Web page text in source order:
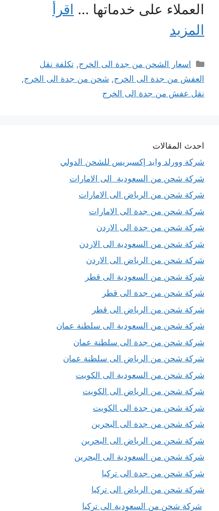
العملاء على خدماتها … اقرأ
المزيد
التصنيفات
اسعار الشحن من جدة الى الخرج,تكلفة نقل
العفش من جدة الى الخرج, شحن من جدة الى الخرج,
نقل عفش من جدة الى الخرج
احدث المقالات
شركة وورلد وايد إكسبريس للشحن الدولي
شركة شحن من السعودية الى الامارات
شركة شحن من الرياض الى الامارات
شركة شحن من جدة الى الامارات
شركة شحن من جدة الى الاردن
شركة شحن من السعودية الى الاردن
شركة شحن من الرياض الى الاردن
شركة شحن من السعودية الى قطر
شركة شحن من جدة الى قطر
شركة شحن من الرياض الى قطر
شركة شحن من السعودية الى سلطنة عمان
شركة شحن من جدة الى سلطنة عمان
شركة شحن من الرياض الى سلطنة عمان
شركة شحن من السعودية الى الكويت
شركة شحن من الرياض الى الكويت
شركة شحن من جدة الى الكويت
شركة شحن من جدة الى البحرين
شركة شحن من الرياض الى البحرين
شركة شحن من السعودية الى البحرين
شركة شحن من جدة الى تركيا
شركة شحن من الرياض الى تركيا
شركة شحن من السعودية الى تركيا